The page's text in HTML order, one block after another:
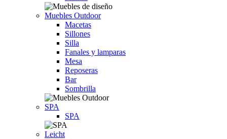
Muebles Outdoor
Macetas
Sillones
Silla
Fanales y lamparas
Mesa
Reposeras
Bar
Sombrilla
SPA
SPA
Leicht